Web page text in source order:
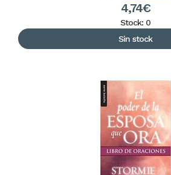
4,74€
Stock: 0
Sin stock